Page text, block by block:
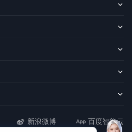
新浪微博 百度智能云